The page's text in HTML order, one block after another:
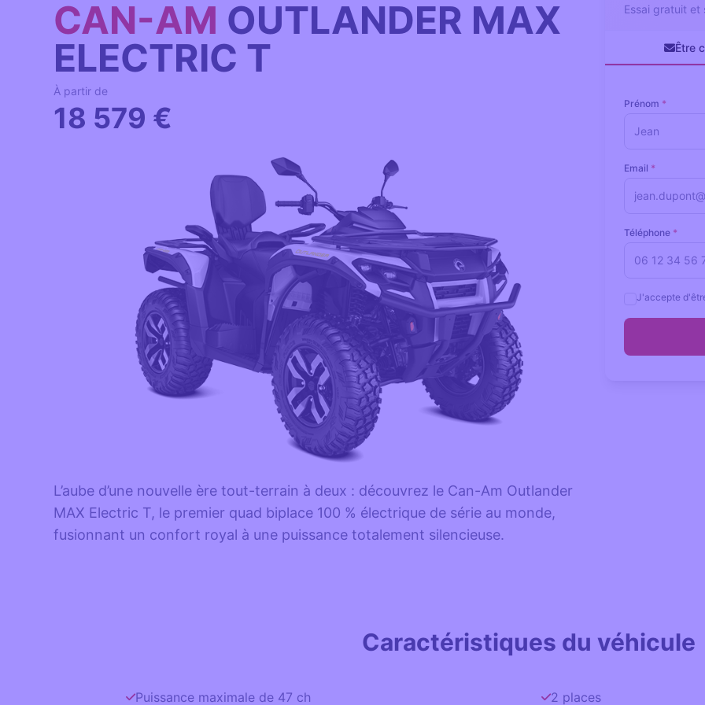
CAN-AM OUTLANDER MAX
ELECTRIC T
À partir de
18 579 €
L’aube d’une nouvelle ère tout-terrain à deux : découvrez le Can-Am Outlander
MAX Electric T, le premier quad biplace 100 % électrique de série au monde,
fusionnant un confort royal à une puissance totalement silencieuse.
Essai gratuit et
Être
Prénom *
Email *
Téléphone *
J'accepte
Caractéristiques du véhicule
Puissance maximale de 47 ch 2 places